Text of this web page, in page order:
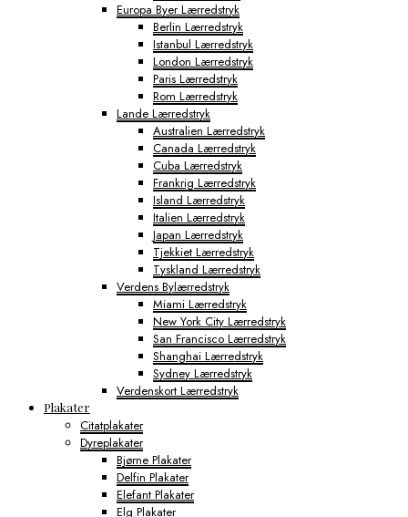
Europa Byer Lærredstryk
Berlin Lærredstryk
Istanbul Lærredstryk
London Lærredstryk
Paris Lærredstryk
Rom Lærredstryk
Lande Lærredstryk
Australien Lærredstryk
Canada Lærredstryk
Cuba Lærredstryk
Frankrig Lærredstryk
Island Lærredstryk
Italien Lærredstryk
Japan Lærredstryk
Tjekkiet Lærredstryk
Tyskland Lærredstryk
Verdens Bylærredstryk
Miami Lærredstryk
New York City Lærredstryk
San Francisco Lærredstryk
Shanghai Lærredstryk
Sydney Lærredstryk
Verdenskort Lærredstryk
Plakater
Citatplakater
Dyreplakater
Bjørne Plakater
Delfin Plakater
Elefant Plakater
Elg Plakater